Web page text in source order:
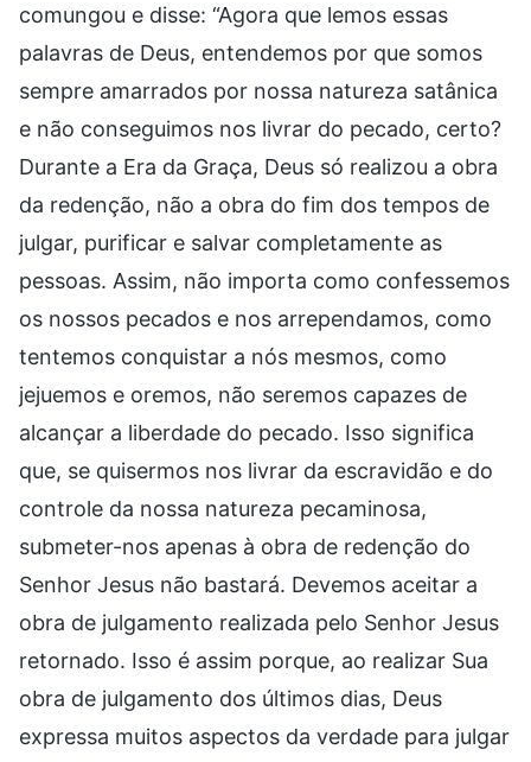
comungou e disse: “Agora que lemos essas
palavras de Deus, entendemos por que somos
sempre amarrados por nossa natureza satânica
e não conseguimos nos livrar do pecado, certo?
Durante a Era da Graça, Deus só realizou a obra
da redenção, não a obra do fim dos tempos de
julgar, purificar e salvar completamente as
pessoas. Assim, não importa como confessemos
os nossos pecados e nos arrependamos, como
tentemos conquistar a nós mesmos, como
jejuemos e oremos, não seremos capazes de
alcançar a liberdade do pecado. Isso significa
que, se quisermos nos livrar da escravidão e do
controle da nossa natureza pecaminosa,
submeter-nos apenas à obra de redenção do
Senhor Jesus não bastará. Devemos aceitar a
obra de julgamento realizada pelo Senhor Jesus
retornado. Isso é assim porque, ao realizar Sua
obra de julgamento dos últimos dias, Deus
expressa muitos aspectos da verdade para julgar